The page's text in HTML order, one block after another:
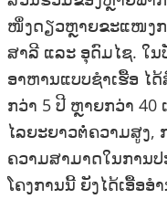
ໜຶ່ງດຽວຫຼາຍຂະແໜງກ
ສາລີ ແລະ ອຸດົມໄຊ. ໃ
ອາຫານແບບຊໍາເຮື້ອ ໄ
ກວ່າ 5 ປີ ຫຼາຍກວ່າ 40
ໄລຍະຍາວຕໍ່ຄວາມສູງ
ຄວາມສາມາດໃນການ
ໂຄງການນີ້ ຍັງ​ໄດ້ເອື້ອ​